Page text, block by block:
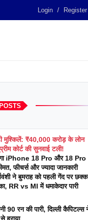
Login / Register
मुश्किलें: ₹40,000 करोड़ के लोन
कोर्ट की सुनवाई टली!
iPhone 18 Pro और 18 Pro
फीचर्स और ज्यादा जानकारी
ने बुमराह को पहली गेंद पर
RR vs MI में धमाकेदार पारी
90 रन की पारी, दिल्ली कैपिटल्स